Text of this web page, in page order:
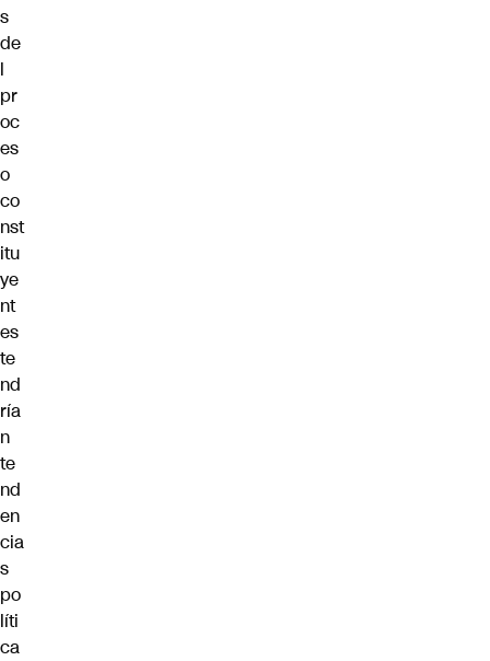
s
de
l
pr
oc
es
o
co
nst
itu
ye
nt
es
te
nd
ría
n
te
nd
en
cia
s
po
líti
ca